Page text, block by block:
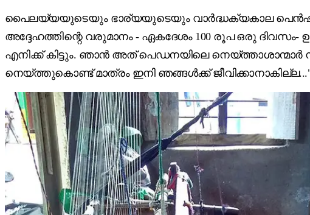
പൈലയ്യയുടെയും ഭാര്യയുടെയും വാർദ്ധക്യകാല
അദ്ദേഹത്തിന്റെ വരുമാനം - ഏകദേശം 100 രൂപ ഒരു ദിവസം-
എനിക്ക് കിട്ടും. ഞാൻ അത് പെഡനയിലെ നെയ്ത്താശാന്മാർ
നെയ്ത്തുകൊണ്ട് മാത്രം ഇനി ഞങ്ങൾക്ക്